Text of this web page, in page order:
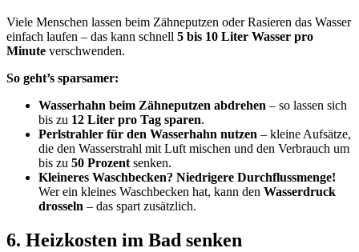
Viele Menschen lassen beim Zähneputzen oder Rasieren das Wasser
einfach laufen – das kann schnell 5 bis 10 Liter Wasser pro
Minute verschwenden.
So geht’s sparsamer:
Wasserhahn beim Zähneputzen abdrehen – so lassen sich
bis zu 12 Liter pro Tag sparen.
Perlstrahler für den Wasserhahn nutzen – kleine Aufsätze,
die den Wasserstrahl mit Luft mischen und den Verbrauch um
bis zu 50 Prozent senken.
Kleineres Waschbecken? Niedrigere Durchflussmenge!
Wer ein kleines Waschbecken hat, kann den Wasserdruck
drosseln – das spart zusätzlich.
6. Heizkosten im Bad senken